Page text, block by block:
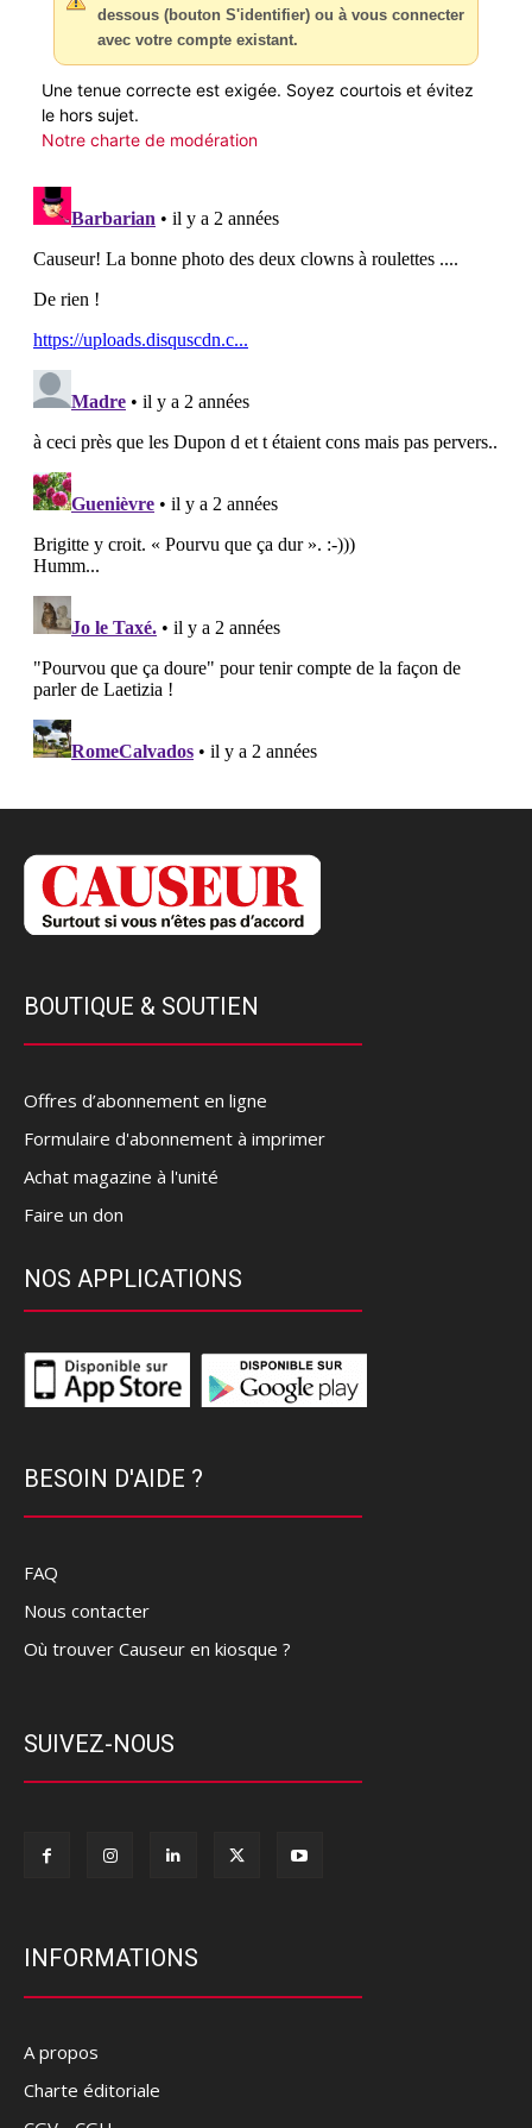
dessous (bouton S'identifier) ou à vous connecter
avec votre compte existant.
Une tenue correcte est exigée. Soyez courtois et évitez
le hors sujet.
Notre charte de modération
BOUTIQUE & SOUTIEN
Offres d’abonnement en ligne
Formulaire d'abonnement à imprimer
Achat magazine à l'unité
Faire un don
NOS APPLICATIONS
BESOIN D'AIDE ?
FAQ
Nous contacter
Où trouver Causeur en kiosque ?
SUIVEZ-NOUS
INFORMATIONS
A propos
Charte éditoriale